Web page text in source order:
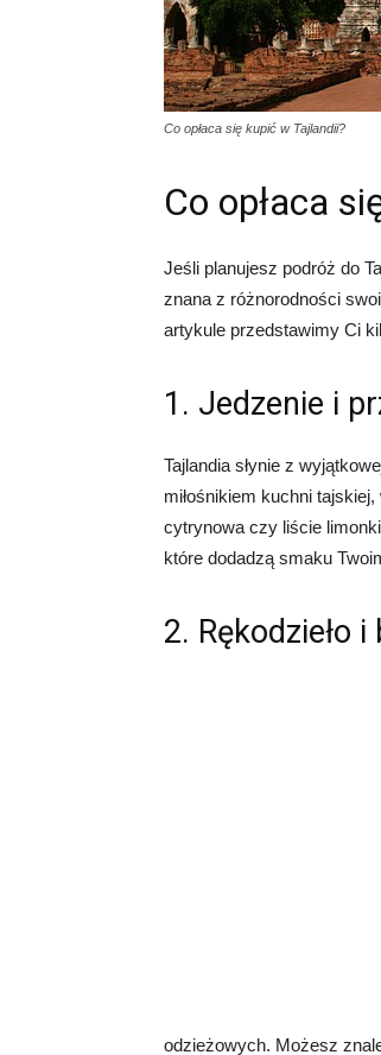
Co opłaca się kupić w Tajlandii?
Co opłaca
Jeśli planujesz podróż do
znana z różnorodności
artykule przedstawimy Ci
1. Jedzenie i
Tajlandia słynie z
miłośnikiem kuchni
cytrynowa czy liście
które dodadzą smaku
2. Rękodzieło
odzieżowych. Możesz